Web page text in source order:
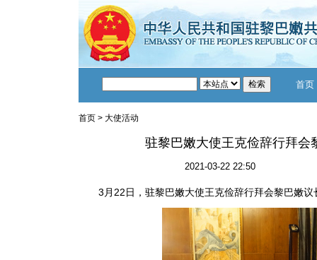
首页
首页 > 大使活动
驻黎巴嫩大使王克俭辞行拜会
2021-03-22 22:50
3月22日，驻黎巴嫩大使王克俭辞行拜会黎巴嫩议